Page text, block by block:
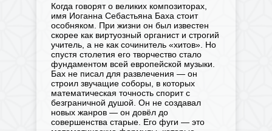
Когда говорят о великих композиторах,
имя Иоганна Себастьяна Баха стоит
особняком. При жизни он был известен
скорее как виртуозный органист и строгий
учитель, а не как сочинитель «хитов». Но
спустя столетия его творчество стало
фундаментом всей европейской музыки.
Бах не писал для развлечения — он
строил звучащие соборы, в которых
математическая точность спорит с
безграничной душой. Он не создавал
новых жанров — он довёл до
совершенства старые. Его фуги — это